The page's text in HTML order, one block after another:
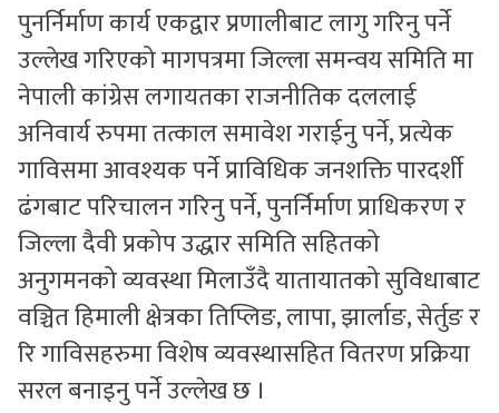
पुनर्निर्माण कार्य एकद्वार प्रणालीबाट लागु गरिनु पर्ने
उल्लेख गरिएको मागपत्रमा जिल्ला समन्वय समिति मा
नेपाली कांग्रेस लगायतका राजनीतिक दललाई
अनिवार्य रुपमा तत्काल समावेश गराईनु पर्ने, प्रत्येक
गाविसमा आवश्यक पर्ने प्राविधिक जनशक्ति पारदर्शी
ढंगबाट परिचालन गरिनु पर्ने, पुनर्निर्माण प्राधिकरण र
जिल्ला दैवी प्रकोप उद्धार समिति सहितको
अनुगमनको व्यवस्था मिलाउँदै यातायातको सुविधाबाट
वञ्चित हिमाली क्षेत्रका तिप्लिङ, लापा, झार्लाङ, सेर्तुङ र
रि गाविसहरुमा विशेष व्यवस्थासहित वितरण प्रक्रिया
सरल बनाइनु पर्ने उल्लेख छ ।